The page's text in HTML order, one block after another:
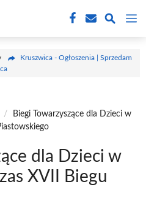
Kruszwica - Ogłoszenia | Sprzedam
/
Biegi Towarzyszące dla Dzieci w
dla Dzieci w
XVII Biegu